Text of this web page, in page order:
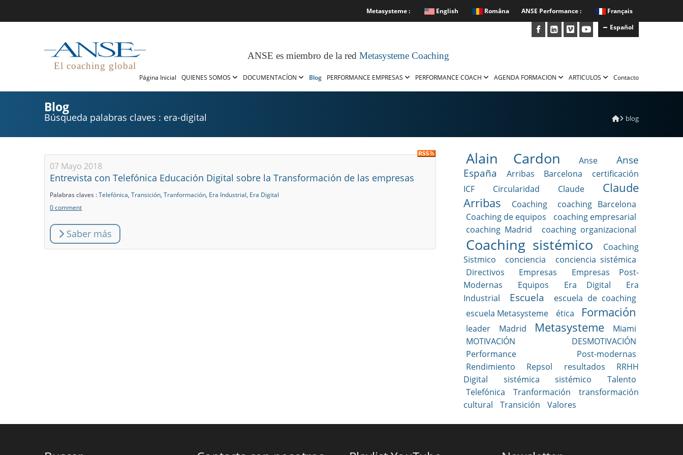
ANSE Performance : Français
Metasysteme : English
Româna
Español
El coaching global
ANSE es miembro de la red Metasysteme Coaching
Página Inicial QUIENES SOMOS DOCUMENTACÍON Blog PERFORMANCE EMPRESAS PERFORMANCE COACH AGENDA FORMACION ARTICULOS Contacto
Blog
Búsqueda palabras claves : era-digital blog
07 Mayo 2018
Entrevista con Telefónica Educación Digital sobre la Transformación de las empresas
Palabras claves :Telefónica, Transición, Tranformación, Era Industrial, Era Digital
0 comment
Saber más
Alain Cardon Anse
Anse
España
Arribas Barcelona
certificación
ICF
Circularidad Claude
Claude
Arribas
Coaching
coaching Barcelona
Coaching de equipos
coaching empresarial
coaching Madrid
coaching organizacional
Coaching sistémico
Coaching
Sistmico
conciencia
conciencia sistémica
Directivos
Empresas
Empresas Post-
Modernas
Equipos Era Digital
Era
Industrial
Escuela
escuela de coaching
escuela Metasysteme
ética Formación
leader Madrid Metasysteme
Miami
MOTIVACIÓN DESMOTIVACIÓN
Performance
Post-modernas
Rendimiento
Repsol resultados
RRHH
Digital
sistémica sistémico
Talento
Telefónica
Tranformación
transformación
cultural
Transición Valores